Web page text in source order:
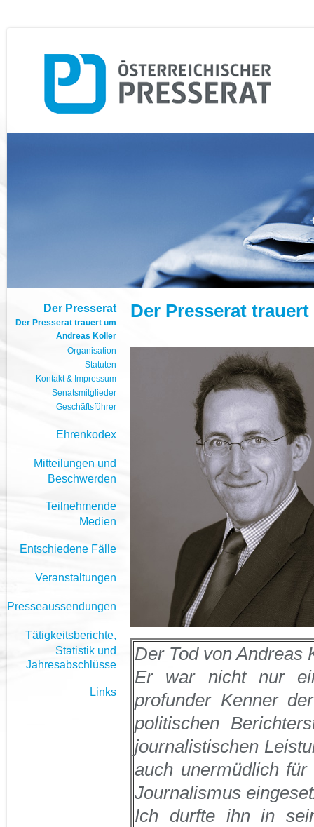
Der Presserat
Der Presserat trauert um
Andreas Koller
Organisation
Statuten
Kontakt & Impressum
Senatsmitglieder
Geschäftsführer
Ehrenkodex
Mitteilungen und
Beschwerden
Teilnehmende
Medien
Entschiedene Fälle
Veranstaltungen
Presseaussendungen
Tätigkeitsberichte,
Statistik und
Jahresabschlüsse
Links
Der Presserat
Der Tod von Andreas
Er war nicht nur
profunder Kenner
politischen
journalistischen
auch unermüdlich für
Journalismus
Ich durfte ihn in